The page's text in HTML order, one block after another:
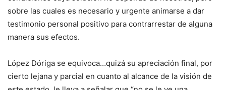
sobre las cuales es necesario y urgente animarse a dar
testimonio personal positivo para contrarrestar de alguna
manera sus efectos.
López Dóriga se equivoca…quizá su apreciación final, por
cierto lejana y parcial en cuanto al alcance de la visión de